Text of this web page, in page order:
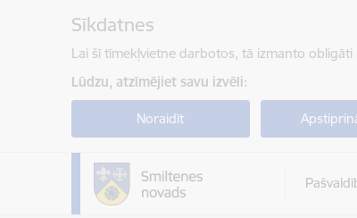
Sīkdatnes
Lai šī tīmekļvietne darbotos, tā izmanto
Lūdzu, atzīmējiet savu izvēli:
Noraidīt